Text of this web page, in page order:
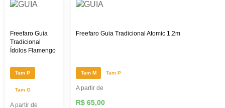
Freefaro Guia
Tradicional
Ídolos Flamengo
Tam P
Tam G
A partir de
Freefaro Guia Tradicional Atomic 1,2m
Tam M Tam P
A partir de
R$ 65,00